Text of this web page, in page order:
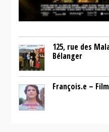
125, rue des
Bélanger
François.e –